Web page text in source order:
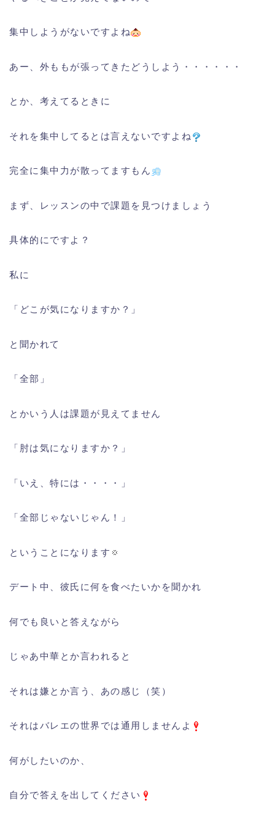
集中しようがないですよね
あー、外ももが張ってきたどうしよう・・・・・・
とか、考えてるときに
それを集中してるとは言えないですよね
完全に集中力が散ってますもん
まず、レッスンの中で課題を見つけましょう
具体的にですよ？
私に
「どこが気になりますか？」
と聞かれて
「全部」
とかいう人は課題が見えてません
「肘は気になりますか？」
「いえ、特には・・・・」
「全部じゃないじゃん！」
ということになります
デート中、彼氏に何を食べたいかを聞かれ
何でも良いと答えながら
じゃあ中華とか言われると
それは嫌とか言う、あの感じ（笑）
それはバレエの世界では通用しませんよ
何がしたいのか、
自分で答えを出してください